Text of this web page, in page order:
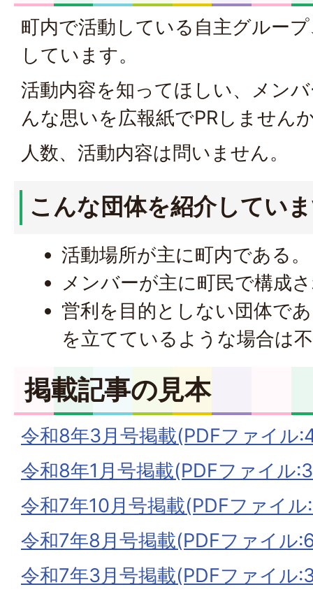
町内で活動している自主グルー
しています。
活動内容を知ってほしい、メン
んな思いを広報紙でPRしません
人数、活動内容は問いません。
こんな団体を紹介してい
活動場所が主に町内である。
メンバーが主に町民で構成
営利を目的としない団体で
を立てているような場合は
掲載記事の見本
令和8年3月号掲載(PDFファイル
令和8年1月号掲載(PDFファイル
令和7年10月号掲載(PDFファイ
令和7年8月号掲載(PDFファイル
令和7年3月号掲載(PDFファイル